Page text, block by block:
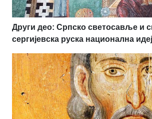
Други део: Српско светосавље и
сергијевска руска национална